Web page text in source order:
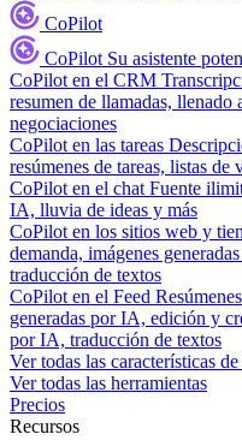
CoPilot
CoPilot Su asistente
CoPilot en el CRM
resumen de llamadas, llenado
negociaciones
CoPilot en las tareas
resúmenes de tareas, listas
CoPilot en el chat Fuente
IA, lluvia de ideas y más
CoPilot en los sitios web y
demanda, imágenes
traducción de textos
CoPilot en el Feed
generadas por IA, edición y
por IA, traducción de textos
Ver todas las características
Ver todas las herramientas
Precios
Recursos